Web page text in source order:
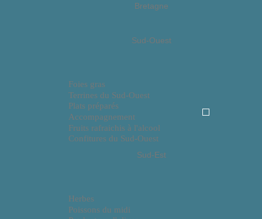
Bretagne
Sud-Ouest
Foies gras
Terrines du Sud-Ouest
Plats préparés
Accompagnement
Fruits rafraichis à l'alcool
Confitures du Sud-Ouest
Sud-Est
Herbes
Poissons du midi